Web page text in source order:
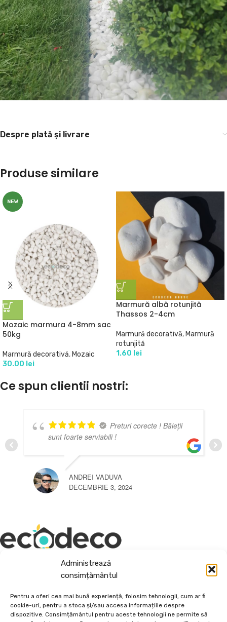
Administrează
consimțământul
Pentru a oferi cea mai bună experiență, folosim tehnologii, cum ar fi
cookie-uri, pentru a stoca și/sau accesa informațiile despre
dispozitive. Consimțământul pentru aceste tehnologii ne permite să
Despre plată și livrare
Produse similare
NEW
Mozaic marmura 4-8mm sac
50kg
Marmură decorativă, Mozaic
30.00 lei
Marmură albă rotunjită
Thassos 2-4cm
Marmură decorativă, Marmură
rotunjită
1.60 lei
Ce spun clientii nostri:
Preturi corecte ! Băieții
sunt foarte serviabili !
ANDREI VADUVA
DECEMBRIE 3, 2024
Depozit En-Gross și En-Detail
Piatră Decorativă și Plante Ornamentale
Preturi accesibile, calitate si diversitate.